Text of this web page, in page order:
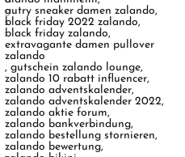
g
s
:
autry sneaker damen zalando,
black friday 2022 zalando,
black friday zalando,
extravagante damen pullover
zalando
, gutschein zalando lounge,
zalando 10 rabatt influencer,
zalando adventskalender,
zalando adventskalender 2022,
zalando aktie forum,
zalando bankverbindung,
zalando bestellung stornieren,
zalando bewertung,